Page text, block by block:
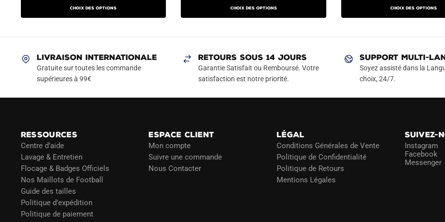
Choix des options
produit
a
Les
options
peuvent
du
produit
Choix des options
produit
a
Les
options
peuvent
Choix des options
produit
a
Les
options
peuvent
produit
LIVRAISON INTERNATIONALE
Gratuite sur toutes les commande
supérieures à 99€
RETOURS SOUS 14 JOURS
Garantie Satisfait ou Remboursé. Votre
satisfaction est notre priorité.
SUPPORT MULTI-
Soyez assisté dans la
choix, 24/7.
RESSOURCES
Centre d’aide
Lavage & Entretien
Flocage & Badges Officiels
Nos Maillots de Football
Guide des tailles
Politique d’expédition
Politique de paiement
ESPACE CLIENT
Mon compte
Suivre une commande
Nous Contacter
LÉGAL
Conditions Générales de Vente
Politique de Confidentialité
Politique de Retours
Mentions Légales
SUIVEZ-
Instagram
Facebook
Messenger